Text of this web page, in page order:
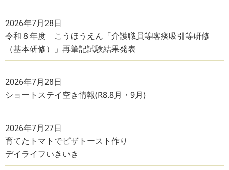
2026年7月28日
令和８年度 こうほうえん「介護職員等喀痰吸引等研修
（基本研修）」再筆記試験結果発表
2026年7月28日
ショートステイ空き情報(R8.8月・9月)
2026年7月27日
育てたトマトでピザトースト作り
デイライフいきいき